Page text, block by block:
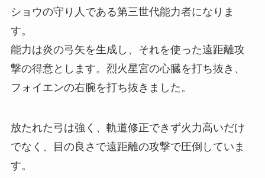
ショウの守り人である第三世代能力者になりま
す。
能力は炎の弓矢を生成し、それを使った遠距離攻
撃の得意とします。烈火星宮の心臓を打ち抜き、
フォイエンの右腕を打ち抜きました。
放たれた弓は強く、軌道修正できず火力高いだけ
でなく、目の良さで遠距離の攻撃で圧倒していま
す。